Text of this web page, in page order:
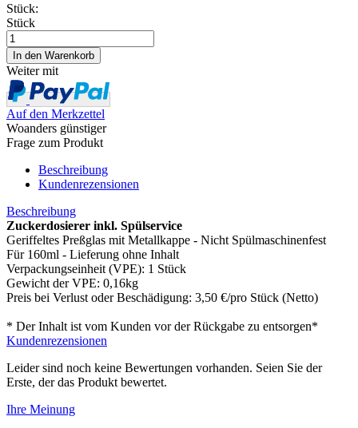
Stück:
Stück
Weiter mit
Auf den Merkzettel
Woanders günstiger
Frage zum Produkt
Beschreibung
Kundenrezensionen
Beschreibung
Zuckerdosierer inkl. Spülservice
Geriffeltes Preßglas mit Metallkappe - Nicht Spülmaschinenfest
Für 160ml - Lieferung ohne Inhalt
Verpackungseinheit (VPE): 1 Stück
Gewicht der VPE: 0,16kg
Preis bei Verlust oder Beschädigung: 3,50 €/pro Stück (Netto)
* Der Inhalt ist vom Kunden vor der Rückgabe zu entsorgen*
Kundenrezensionen
Leider sind noch keine Bewertungen vorhanden. Seien Sie der
Erste, der das Produkt bewertet.
Ihre Meinung